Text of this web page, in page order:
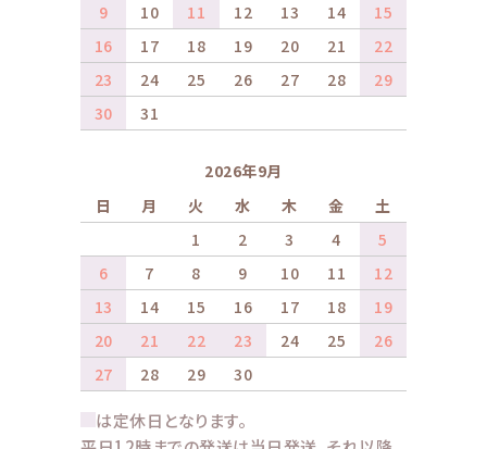
9
10 11 12 13 14
15
16
17 18 19 20 21
22
23
24 25 26 27 28
29
30
31
2026年9月
日
月 火 水 木 金
土
1
2 3 4
5
6
7 8 9 10 11
12
13
14 15 16 17 18
19
20
21 22 23 24 25
26
27
28 29 30
は定休日となります。